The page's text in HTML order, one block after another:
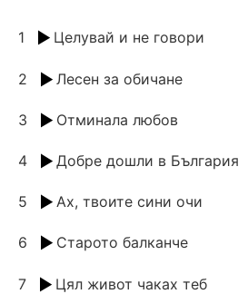
1 Целувай и не говори
2 Лесен за обичане
3 Отминала любов
4 Добре дошли в България
5 Ах, твоите сини очи
6 Старото балканче
7 Цял живот чаках теб